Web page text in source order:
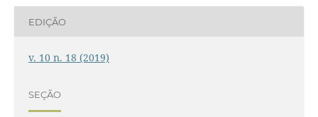
EDIÇÃO
v. 10 n. 18 (2019)
SEÇÃO